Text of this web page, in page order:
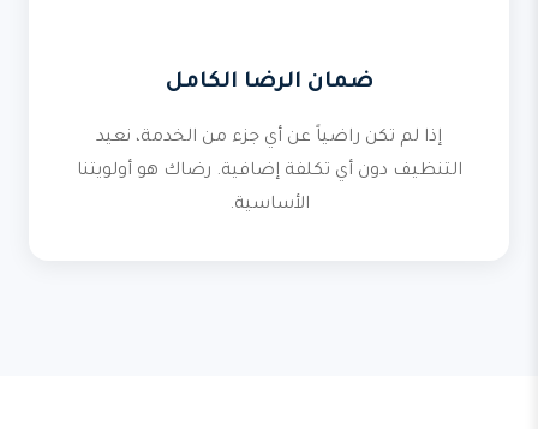
ضمان الرضا الكامل
إذا لم تكن راضياً عن أي جزء من الخدمة، نعيد
التنظيف دون أي تكلفة إضافية. رضاك هو أولويتنا
الأساسية.